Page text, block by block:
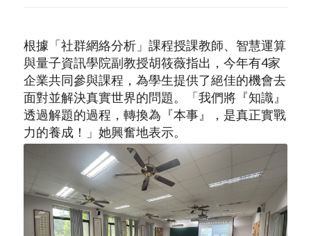
根據「社群網絡分析」課程授課教師、智慧運算
與量子資訊學院副教授胡筱薇指出，今年有4家
企業共同參與課程，為學生提供了絕佳的機會去
面對並解決真實世界的問題。「我們將『知識』
透過解題的過程，轉換為『本事』，是真正實戰
力的養成！」她興奮地表示。